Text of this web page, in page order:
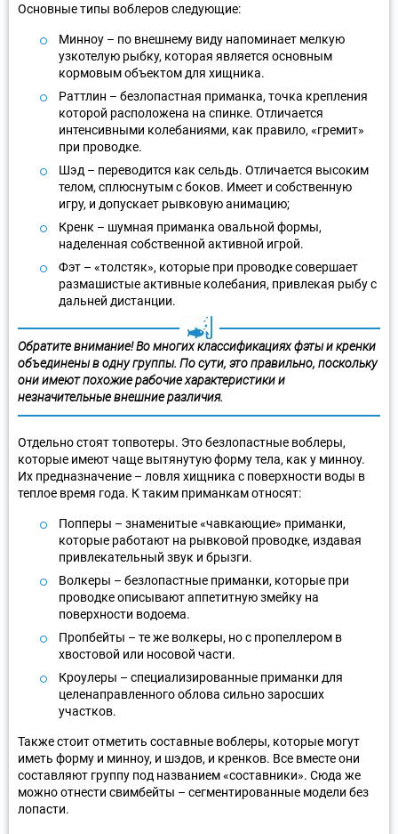
Основные типы воблеров следующие:
Минноу – по внешнему виду напоминает мелкую
узкотелую рыбку, которая является основным
кормовым объектом для хищника.
Раттлин – безлопастная приманка, точка крепления
которой расположена на спинке. Отличается
интенсивными колебаниями, как правило, «гремит»
при проводке.
Шэд – переводится как сельдь. Отличается высоким
телом, сплюснутым с боков. Имеет и собственную
игру, и допускает рывковую анимацию;
Кренк – шумная приманка овальной формы,
наделенная собственной активной игрой.
Фэт – «толстяк», которые при проводке совершает
размашистые активные колебания, привлекая рыбу с
дальней дистанции.
Обратите внимание! Во многих классификациях фэты и кренки
объединены в одну группы. По сути, это правильно, поскольку
они имеют похожие рабочие характеристики и
незначительные внешние различия.
Отдельно стоят топвотеры. Это безлопастные воблеры,
которые имеют чаще вытянутую форму тела, как у минноу.
Их предназначение – ловля хищника с поверхности воды в
теплое время года. К таким приманкам относят:
Попперы – знаменитые «чавкающие» приманки,
которые работают на рывковой проводке, издавая
привлекательный звук и брызги.
Волкеры – безлопастные приманки, которые при
проводке описывают аппетитную змейку на
поверхности водоема.
Пропбейты – те же волкеры, но с пропеллером в
хвостовой или носовой части.
Кроулеры – специализированные приманки для
целенаправленного облова сильно заросших
участков.
Также стоит отметить составные воблеры, которые могут
иметь форму и минноу, и шэдов, и кренков. Все вместе они
составляют группу под названием «составники». Сюда же
можно отнести свимбейты – сегментированные модели без
лопасти.